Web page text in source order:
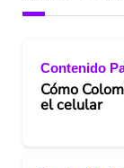
Contenido
Cómo
el celular